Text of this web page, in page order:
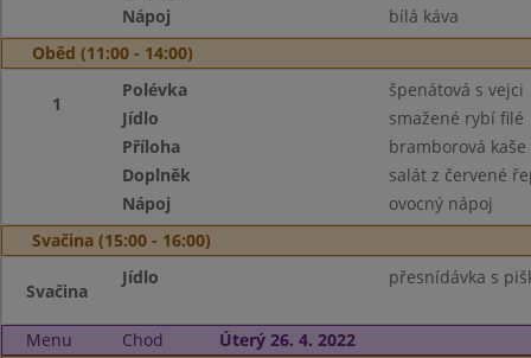
Nápoj
bílá káva
Oběd (11:00 - 14:00)
1
Polévka
špenátová s vejci
Jídlo
smažené rybí filé
Příloha
bramborová kaše
Doplněk
salát z červené
Nápoj
ovocný nápoj
Svačina (15:00 - 16:00)
Svačina
Jídlo přesnídávka s
Menu Chod
Úterý 26. 4. 2022